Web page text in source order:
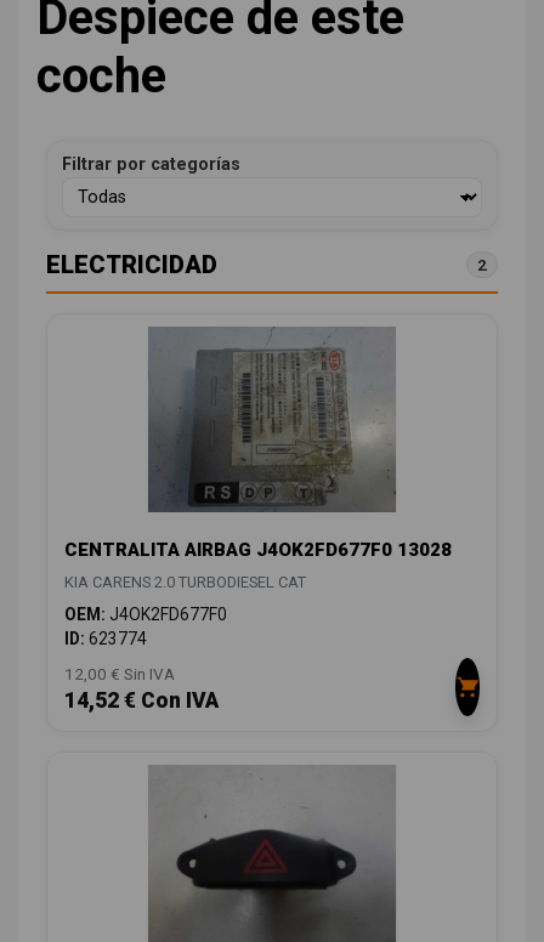
Despiece de este
coche
Filtrar por categorías
ELECTRICIDAD 2
CENTRALITA AIRBAG J4OK2FD677F0 13028
KIA CARENS 2.0 TURBODIESEL CAT
OEM: J4OK2FD677F0
ID: 623774
12,00 € Sin IVA
14,52 € Con IVA